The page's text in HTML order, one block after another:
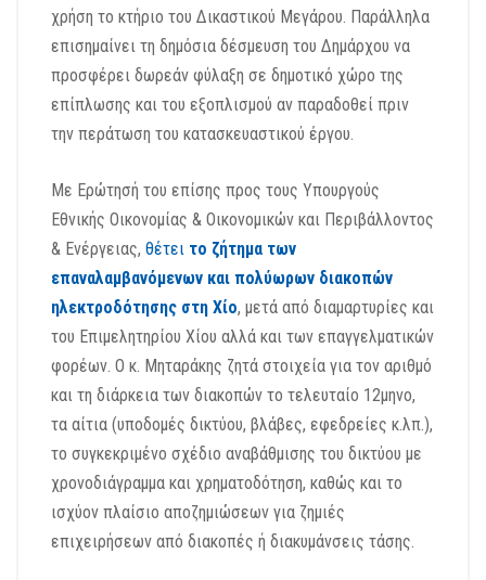
χρήση το κτήριο του Δικαστικού Μεγάρου. Παράλληλα
επισημαίνει τη δημόσια δέσμευση του Δημάρχου να
προσφέρει δωρεάν φύλαξη σε δημοτικό χώρο της
επίπλωσης και του εξοπλισμού αν παραδοθεί πριν
την περάτωση του κατασκευαστικού έργου.
Με Ερώτησή του επίσης προς τους Υπουργούς
Εθνικής Οικονομίας & Οικονομικών και Περιβάλλοντος
& Ενέργειας, θέτει το ζήτημα των
επαναλαμβανόμενων και πολύωρων διακοπών
ηλεκτροδότησης στη Χίο, μετά από διαμαρτυρίες και
του Επιμελητηρίου Χίου αλλά και των επαγγελματικών
φορέων. Ο κ. Μηταράκης ζητά στοιχεία για τον αριθμό
και τη διάρκεια των διακοπών το τελευταίο 12μηνο,
τα αίτια (υποδομές δικτύου, βλάβες, εφεδρείες κ.λπ.),
το συγκεκριμένο σχέδιο αναβάθμισης του δικτύου με
χρονοδιάγραμμα και χρηματοδότηση, καθώς και το
ισχύον πλαίσιο αποζημιώσεων για ζημιές
επιχειρήσεων από διακοπές ή διακυμάνσεις τάσης.